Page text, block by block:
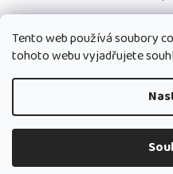
Tento web používá soubory
tohoto webu vyjadřujete
Copyright 2026Paruky Jilly